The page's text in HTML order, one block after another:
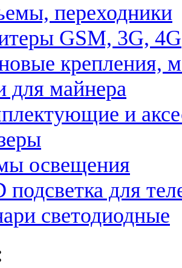
переходники
GSM, 3G, 4G
крепления,
для майнера
и
освещения
подсветка для
светодиодные